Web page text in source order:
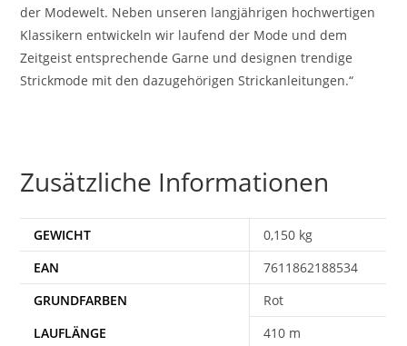
der Modewelt. Neben unseren langjährigen hochwertigen
Klassikern entwickeln wir laufend der Mode und dem
Zeitgeist entsprechende Garne und designen trendige
Strickmode mit den dazugehörigen Strickanleitungen.“
Zusätzliche Informationen
GEWICHT
0,150 kg
EAN
7611862188534
Rot
410 m